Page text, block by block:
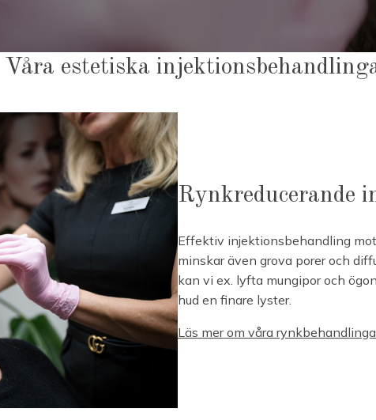
Våra estetiska
Rynkreducerande
Effektiv injektionsbehandling
minskar även grova porer och
kan vi ex. lyfta mungipor och
hud en finare lyster.
Läs mer om våra